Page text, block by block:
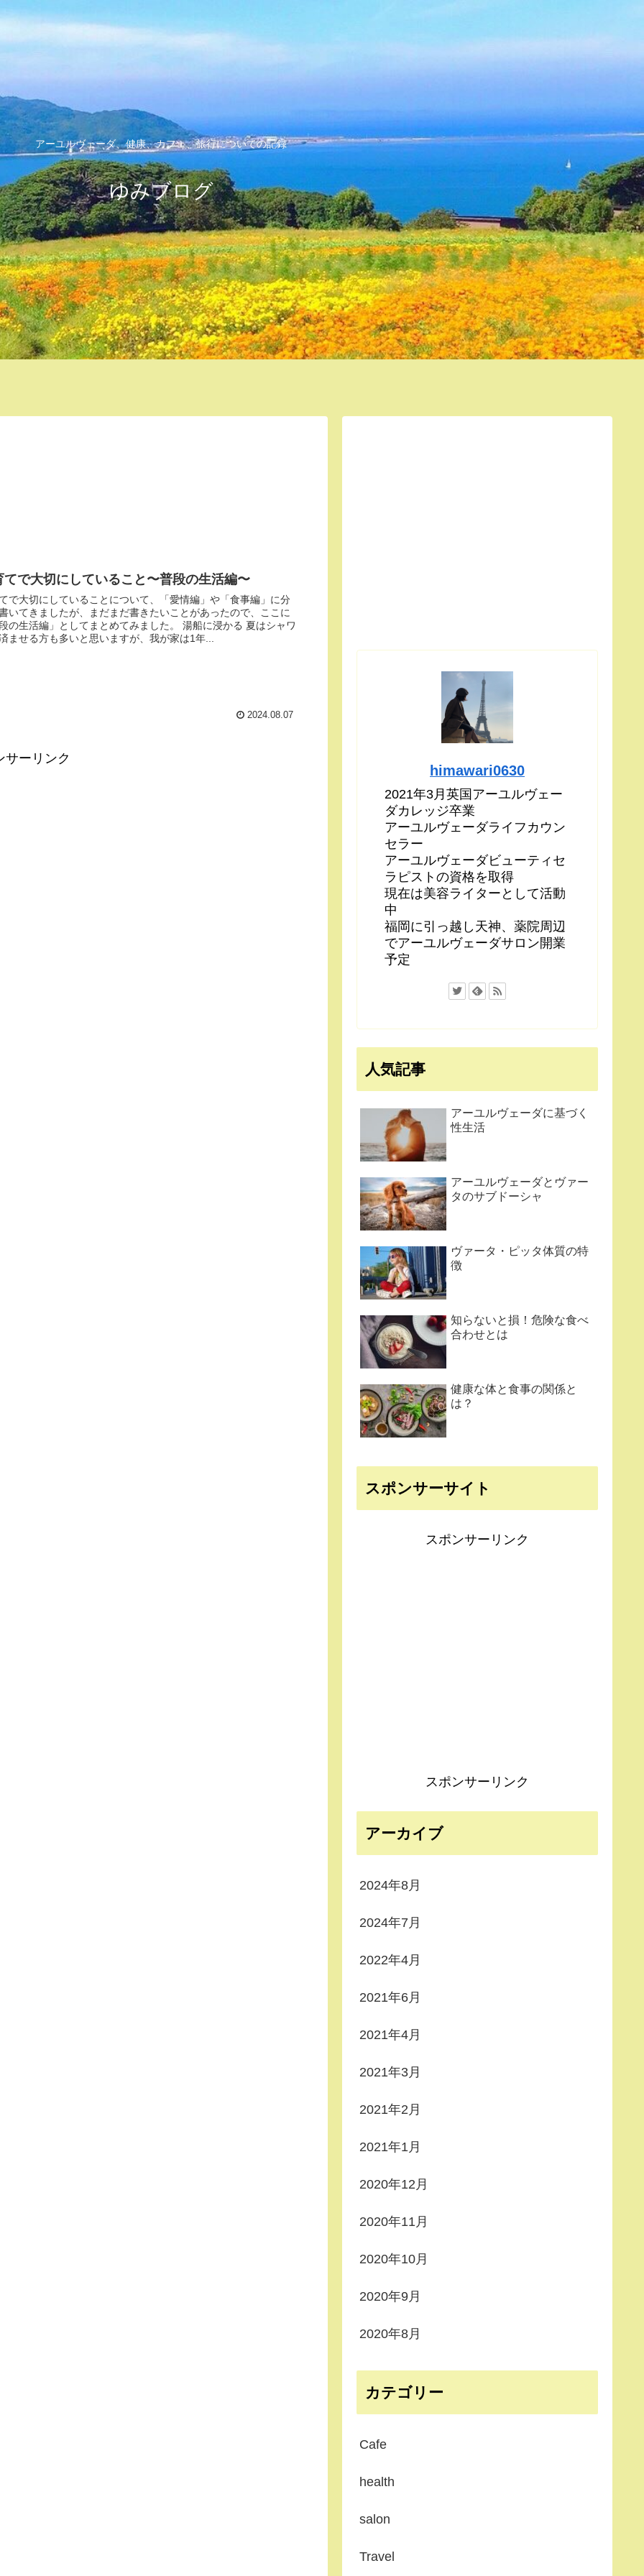
アーユルヴェーダ、健康、カフェ、旅行についての記録
ゆみブログ
てで大切にしていること〜普段の生活編〜
で大切にしていることについて、「愛情編」や「食事編」に分
いてきましたが、まだまだ書きたいことがあったので、ここに
の生活編」としてまとめてみました。 湯船に浸かる 夏はシャワ
ませる方も多いと思いますが、我が家は1年...
2024.08.07
サーリンク
himawari0630
2021年3月英国アーユルヴェー
ダカレッジ卒業
アーユルヴェーダライフカウン
セラー
アーユルヴェーダビューティセ
ラピストの資格を取得
現在は美容ライターとして活動
中
福岡に引っ越し天神、薬院周辺
でアーユルヴェーダサロン開業
予定
人気記事
アーユルヴェーダに基づく
性生活
アーユルヴェーダとヴァー
タのサブドーシャ
ヴァータ・ピッタ体質の特
徴
知らないと損！危険な食べ
合わせとは
健康な体と食事の関係と
は？
スポンサーサイト
スポンサーリンク
スポンサーリンク
アーカイブ
2024年8月
2024年7月
2022年4月
2021年6月
2021年4月
2021年3月
2021年2月
2021年1月
2020年12月
2020年11月
2020年10月
2020年9月
2020年8月
カテゴリー
Cafe
health
salon
Travel